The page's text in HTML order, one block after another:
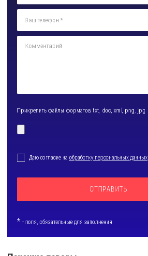
Прикрепить файлы форматов txt, doc, xml, png, jpg
Даю согласие на обработку персональных данных
* - поля, обязательные для заполнения